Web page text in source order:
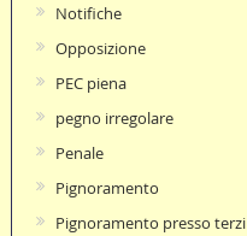
Notifiche
Opposizione
PEC piena
pegno irregolare
Penale
Pignoramento
Pignoramento presso terzi